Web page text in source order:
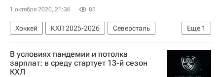
1 октября 2020, 21:36 85
Еще 1
Хоккей КХЛ 2025-2026
Северсталь
Йокерит
В условиях пандемии и потолка
зарплат: в среду стартует 13-й сезон
КХЛ